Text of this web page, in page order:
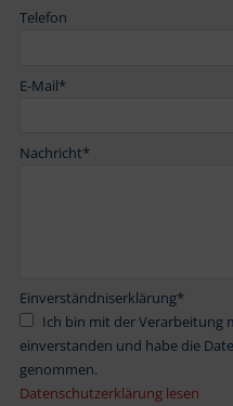
Telefon
E-Mail*
Nachricht*
Einverständniserklärung*
einverstanden und habe die
genommen.
Datenschutzerklärung lesen